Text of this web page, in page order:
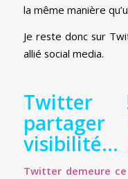
la même manière
Je reste donc sur
allié social media.
Twitter
visibilité…
Twitter demeure